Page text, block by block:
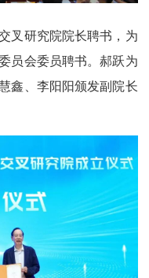
叉研究院院长聘书，为
员会委员聘书。郝跃为
鑫、李阳阳颁发副院长